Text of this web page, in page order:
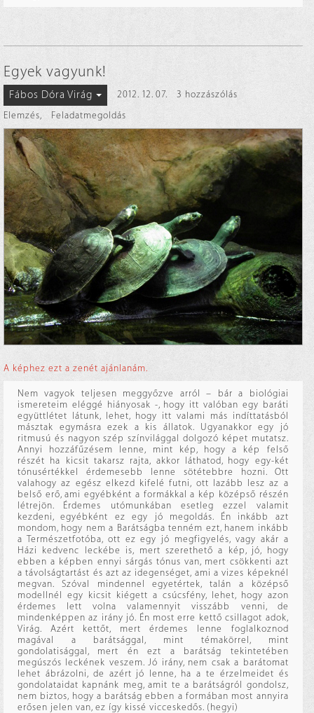
Egyek vagyunk!
Fábos Dóra Virág 2012. 12. 07.
3 hozzászólás
Elemzés, Feladatmegoldás
A képhez ezt a zenét ajánlanám.
Nem vagyok teljesen meggyőzve arról – bár a biológiai
ismereteim eléggé hiányosak -, hogy itt valóban egy baráti
együttlétet látunk, lehet, hogy itt valami más indíttatásból
másztak egymásra ezek a kis állatok. Ugyanakkor egy jó
ritmusú és nagyon szép színvilággal dolgozó képet mutatsz.
Annyi hozzáfűzésem lenne, mint kép, hogy a kép felső
részét ha kicsit takarsz rajta, akkor láthatod, hogy egy-két
tónusértékkel érdemesebb lenne sötétebbre hozni. Ott
valahogy az egész elkezd kifelé futni, ott lazább lesz az a
belső erő, ami egyébként a formákkal a kép középső részén
létrejön. Érdemes utómunkában esetleg ezzel valamit
kezdeni, egyébként ez egy jó megoldás. Én inkább azt
mondom, hogy nem a Barátságba tenném ezt, hanem inkább
a Természetfotóba, ott ez egy jó megfigyelés, vagy akár a
Házi kedvenc leckébe is, mert szerethető a kép, jó, hogy
ebben a képben ennyi sárgás tónus van, mert csökkenti azt
a távolságtartást és azt az idegenséget, ami a vizes képeknél
megvan. Szóval mindennel egyetértek, talán a középső
modellnél egy kicsit kiégett a csúcsfény, lehet, hogy azon
érdemes lett volna valamennyit visszább venni, de
mindenképpen az irány jó. Én most erre kettő csillagot adok,
Virág. Azért kettőt, mert érdemes lenne foglalkoznod
magával a barátsággal, mint témakörrel, mint
gondolatisággal, mert én ezt a barátság tekintetében
megúszós leckének veszem. Jó irány, nem csak a barátomat
lehet ábrázolni, de azért jó lenne, ha a te érzelmeidet és
gondolataidat kapnánk meg, amit te a barátságról gondolsz,
nem biztos, hogy a barátság ebben a formában most annyira
erősen jelen van, ez így kissé vicceskedős. (hegyi)